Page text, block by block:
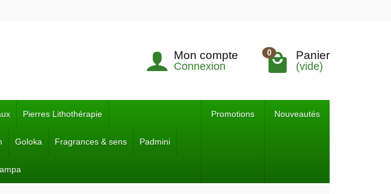
Mon compte
Connexion
0 Panier
(vide)
Pierres Lithothérapie
Goloka Fragrances & sens Padmini
Promotions Nouveautés